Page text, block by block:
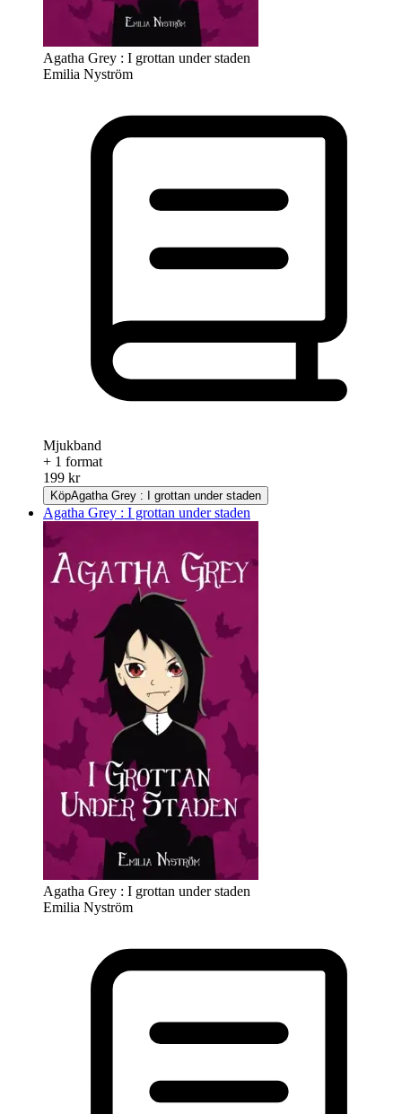
Agatha Grey : I grottan under staden
Emilia Nyström
Mjukband
+ 1 format
199 kr
KöpAgatha Grey : I grottan under staden
Agatha Grey : I grottan under staden
Agatha Grey : I grottan under staden
Emilia Nyström